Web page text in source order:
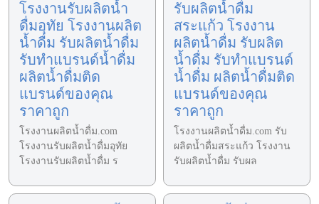
โรงงานรับผลิตน้ำ
ดื่มอุทัย โรงงานผลิต
น้ำดื่ม รับผลิตน้ำดื่ม
รับทำแบรนด์น้ำดื่ม
ผลิตน้ำดื่มติด
แบรนด์ของคุณ
ราคาถูก
โรงงานผลิตน้ำดื่ม.com
โรงงานรับผลิตน้ำดื่มอุทัย
โรงงานรับผลิตน้ำดื่ม ร
รับผลิตน้ำดื่ม
สระแก้ว โรงงาน
ผลิตน้ำดื่ม รับผลิต
น้ำดื่ม รับทำแบรนด์
น้ำดื่ม ผลิตน้ำดื่มติด
แบรนด์ของคุณ
ราคาถูก
โรงงานผลิตน้ำดื่ม.com รับ
ผลิตน้ำดื่มสระแก้ว โรงงาน
รับผลิตน้ำดื่ม รับผล